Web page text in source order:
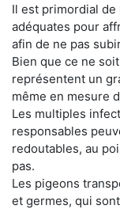
Il est primordial
adéquates pour
afin de ne pas
Bien que ce ne
représentent un
même en mesure
Les multiples
responsables
redoutables, au
pas.
Les pigeons
et germes, qui